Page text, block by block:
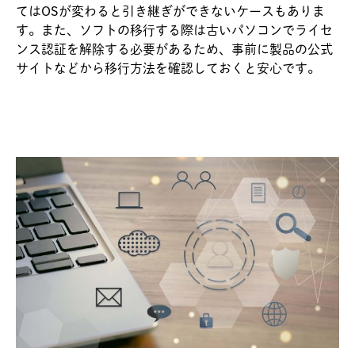
てはOSが変わると引き継ぎができないケースもありま
す。また、ソフトの移行する際は古いパソコンでライセ
ンス認証を解除する必要があるため、事前に製品の公式
サイトなどから移行方法を確認しておくと安心です。